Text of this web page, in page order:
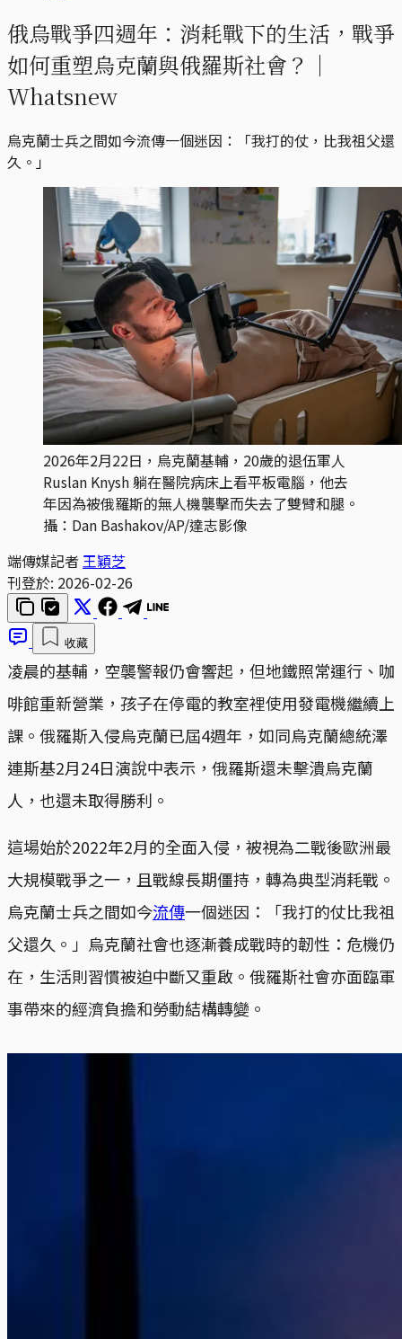
俄烏戰爭四週年：消耗戰下的生活，戰爭
如何重塑烏克蘭與俄羅斯社會？｜
Whatsnew
烏克蘭士兵之間如今流傳一個迷因：「我打的仗，比我祖父還
久。」
2026年2月22日，烏克蘭基輔，20歲的退伍軍人
Ruslan Knysh 躺在醫院病床上看平板電腦，他去
年因為被俄羅斯的無人機襲擊而失去了雙臂和腿。
攝：Dan Bashakov/AP/達志影像
端傳媒記者 王穎芝
刊登於: 2026-02-26
收藏
凌晨的基輔，空襲警報仍會響起，但地鐵照常運行、咖
啡館重新營業，孩子在停電的教室裡使用發電機繼續上
課。俄羅斯入侵烏克蘭已屆4週年，如同烏克蘭總統澤
連斯基2月24日演說中表示，俄羅斯還未擊潰烏克蘭
人，也還未取得勝利。
這場始於2022年2月的全面入侵，被視為二戰後歐洲最
大規模戰爭之一，且戰線長期僵持，轉為典型消耗戰。
烏克蘭士兵之間如今流傳一個迷因：「我打的仗比我祖
父還久。」烏克蘭社會也逐漸養成戰時的韌性：危機仍
在，生活則習慣被迫中斷又重啟。俄羅斯社會亦面臨軍
事帶來的經濟負擔和勞動結構轉變。